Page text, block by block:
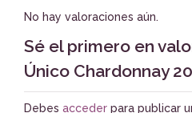
No hay valoraciones aún.
Sé el primero en
Único Chardonnay
Debes acceder para publicar